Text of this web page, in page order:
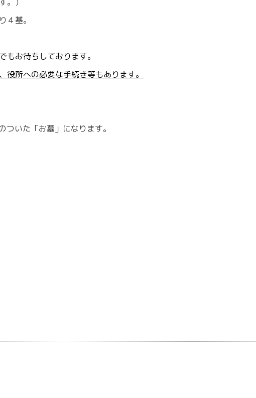
基。
お待ちしております。
所への必要な手続き等もあります。
いた「お墓」になります。